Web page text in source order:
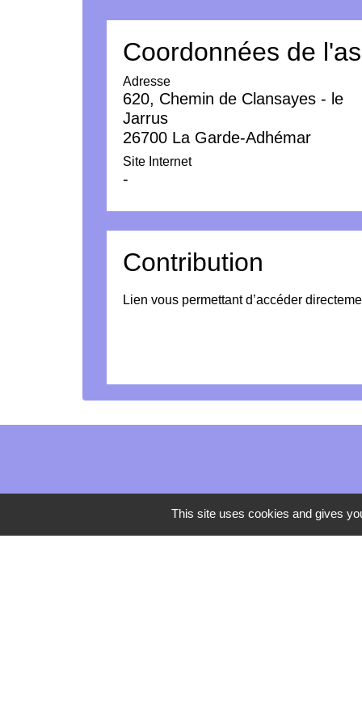
Coordonnées de
Adresse
620, Chemin de Clansayes - le
Jarrus
26700 La Garde-Adhémar
Site Internet
-
Contribution
Lien vous permettant d’accéder
This site uses cookies and gives